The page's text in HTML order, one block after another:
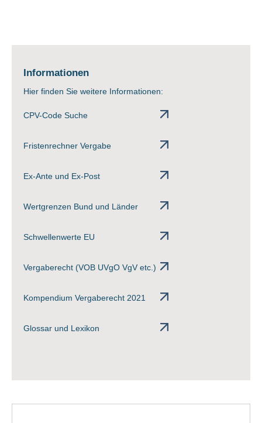
Informationen
Hier finden Sie weitere Informationen:
CPV-Code Suche
Fristenrechner Vergabe
Ex-Ante und Ex-Post
Wertgrenzen Bund und Länder
Schwellenwerte EU
Vergaberecht (VOB UVgO VgV etc.)
Kompendium Vergaberecht 2021
Glossar und Lexikon